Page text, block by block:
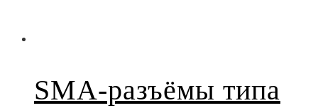
SMA-разъёмы типа